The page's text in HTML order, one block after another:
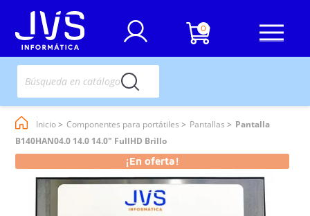
0
Inicio Componentes para portátiles Pantallas
Pantalla
B140HAN04.0 14.0 14.0" FullHD Brillo
¡En oferta!